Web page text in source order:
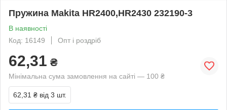
Пружина Makita HR2400,HR2430 232190-3
В наявності
Код: 16149
Опт і роздріб
62,31 ₴
Мінімальна сума замовлення на сайті — 100 ₴
62,31 ₴ від 3 шт.